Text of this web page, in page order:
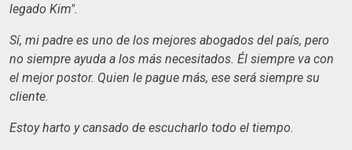
legado Kim".
Sí, mi padre es uno de los mejores abogados del país, pero
no siempre ayuda a los más necesitados. Él siempre va con
el mejor postor. Quien le pague más, ese será siempre su
cliente.
Estoy harto y cansado de escucharlo todo el tiempo.